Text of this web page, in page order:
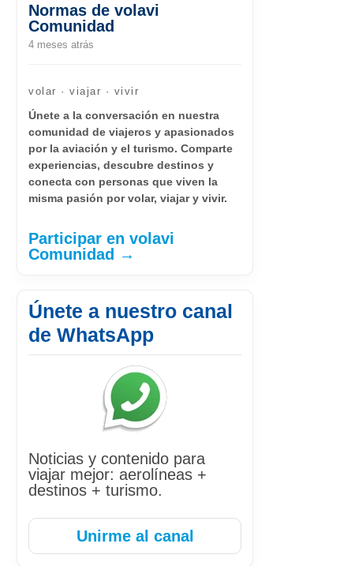
Normas de volavi
Comunidad
4 meses atrás
volar · viajar · vivir
Únete a la conversación en nuestra
comunidad de viajeros y apasionados
por la aviación y el turismo. Comparte
experiencias, descubre destinos y
conecta con personas que viven la
misma pasión por volar, viajar y vivir.
Participar en volavi
Comunidad →
Únete a nuestro canal
de WhatsApp
Noticias y contenido para
viajar mejor: aerolíneas +
destinos + turismo.
Unirme al canal